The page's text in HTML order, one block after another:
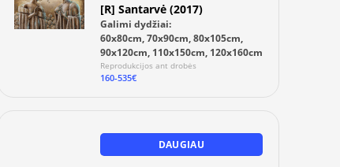
[R] Santarvė (2017)
Galimi dydžiai:
60x80cm, 70x90cm, 80x105cm,
90x120cm, 110x150cm, 120x160cm
Reprodukcijos ant drobės
160-535€
DAUGIAU